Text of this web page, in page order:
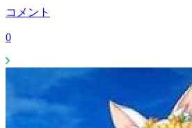
コメント
0